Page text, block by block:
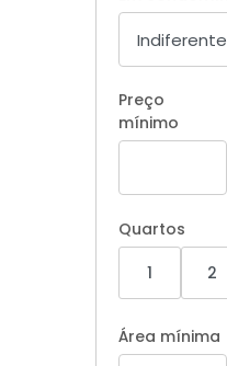
Preço
mínimo
Quartos
1
2
Área mínima